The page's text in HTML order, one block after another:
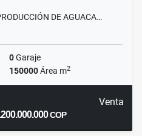
DE AGUACA…
0Garaje
150000Área m2
Venta
COP